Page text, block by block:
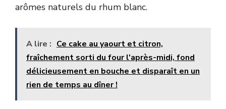
arômes naturels du rhum blanc.
A lire : Ce cake au yaourt et citron,
fraîchement sorti du four l'après-midi, fond
délicieusement en bouche et disparaît en un
rien de temps au dîner !